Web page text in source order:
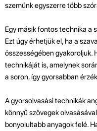
szemünk egyszerre több
Egy másik fontos technika a
Ezt úgy érhetjük el, ha a
összességében gyakoroljuk.
technikáját is, amelynek
a soron, így gyorsabban
A gyorsolvasási technikák
könnyű szövegek
bonyolultabb anyagok felé.